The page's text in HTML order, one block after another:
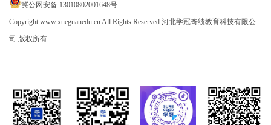
冀公网安备 13010802001648号
Copyright www.xueguanedu.cn All Rights Reserved 河北学冠奇绩教育科技有限公
司 版权所有